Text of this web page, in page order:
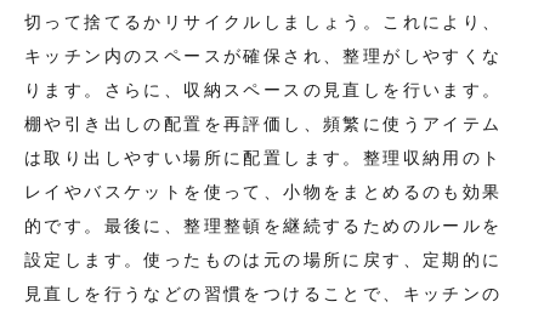
切って捨てるかリサイクルしましょう。これにより、
キッチン内のスペースが確保され、整理がしやすくな
ります。さらに、収納スペースの見直しを行います。
棚や引き出しの配置を再評価し、頻繁に使うアイテム
は取り出しやすい場所に配置します。整理収納用のト
レイやバスケットを使って、小物をまとめるのも効果
的です。最後に、整理整頓を継続するためのルールを
設定します。使ったものは元の場所に戻す、定期的に
見直しを行うなどの習慣をつけることで、キッチンの